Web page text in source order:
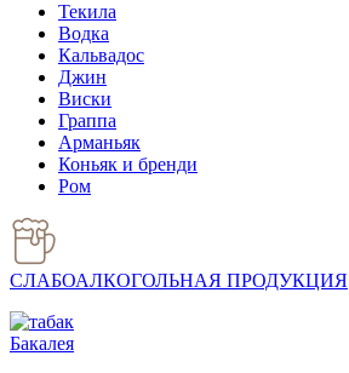
Текила
Водка
Кальвадос
Джин
Виски
Граппа
Арманьяк
Коньяк и бренди
Ром
СЛАБОАЛКОГОЛЬНАЯ ПРОДУКЦИЯ
Бакалея